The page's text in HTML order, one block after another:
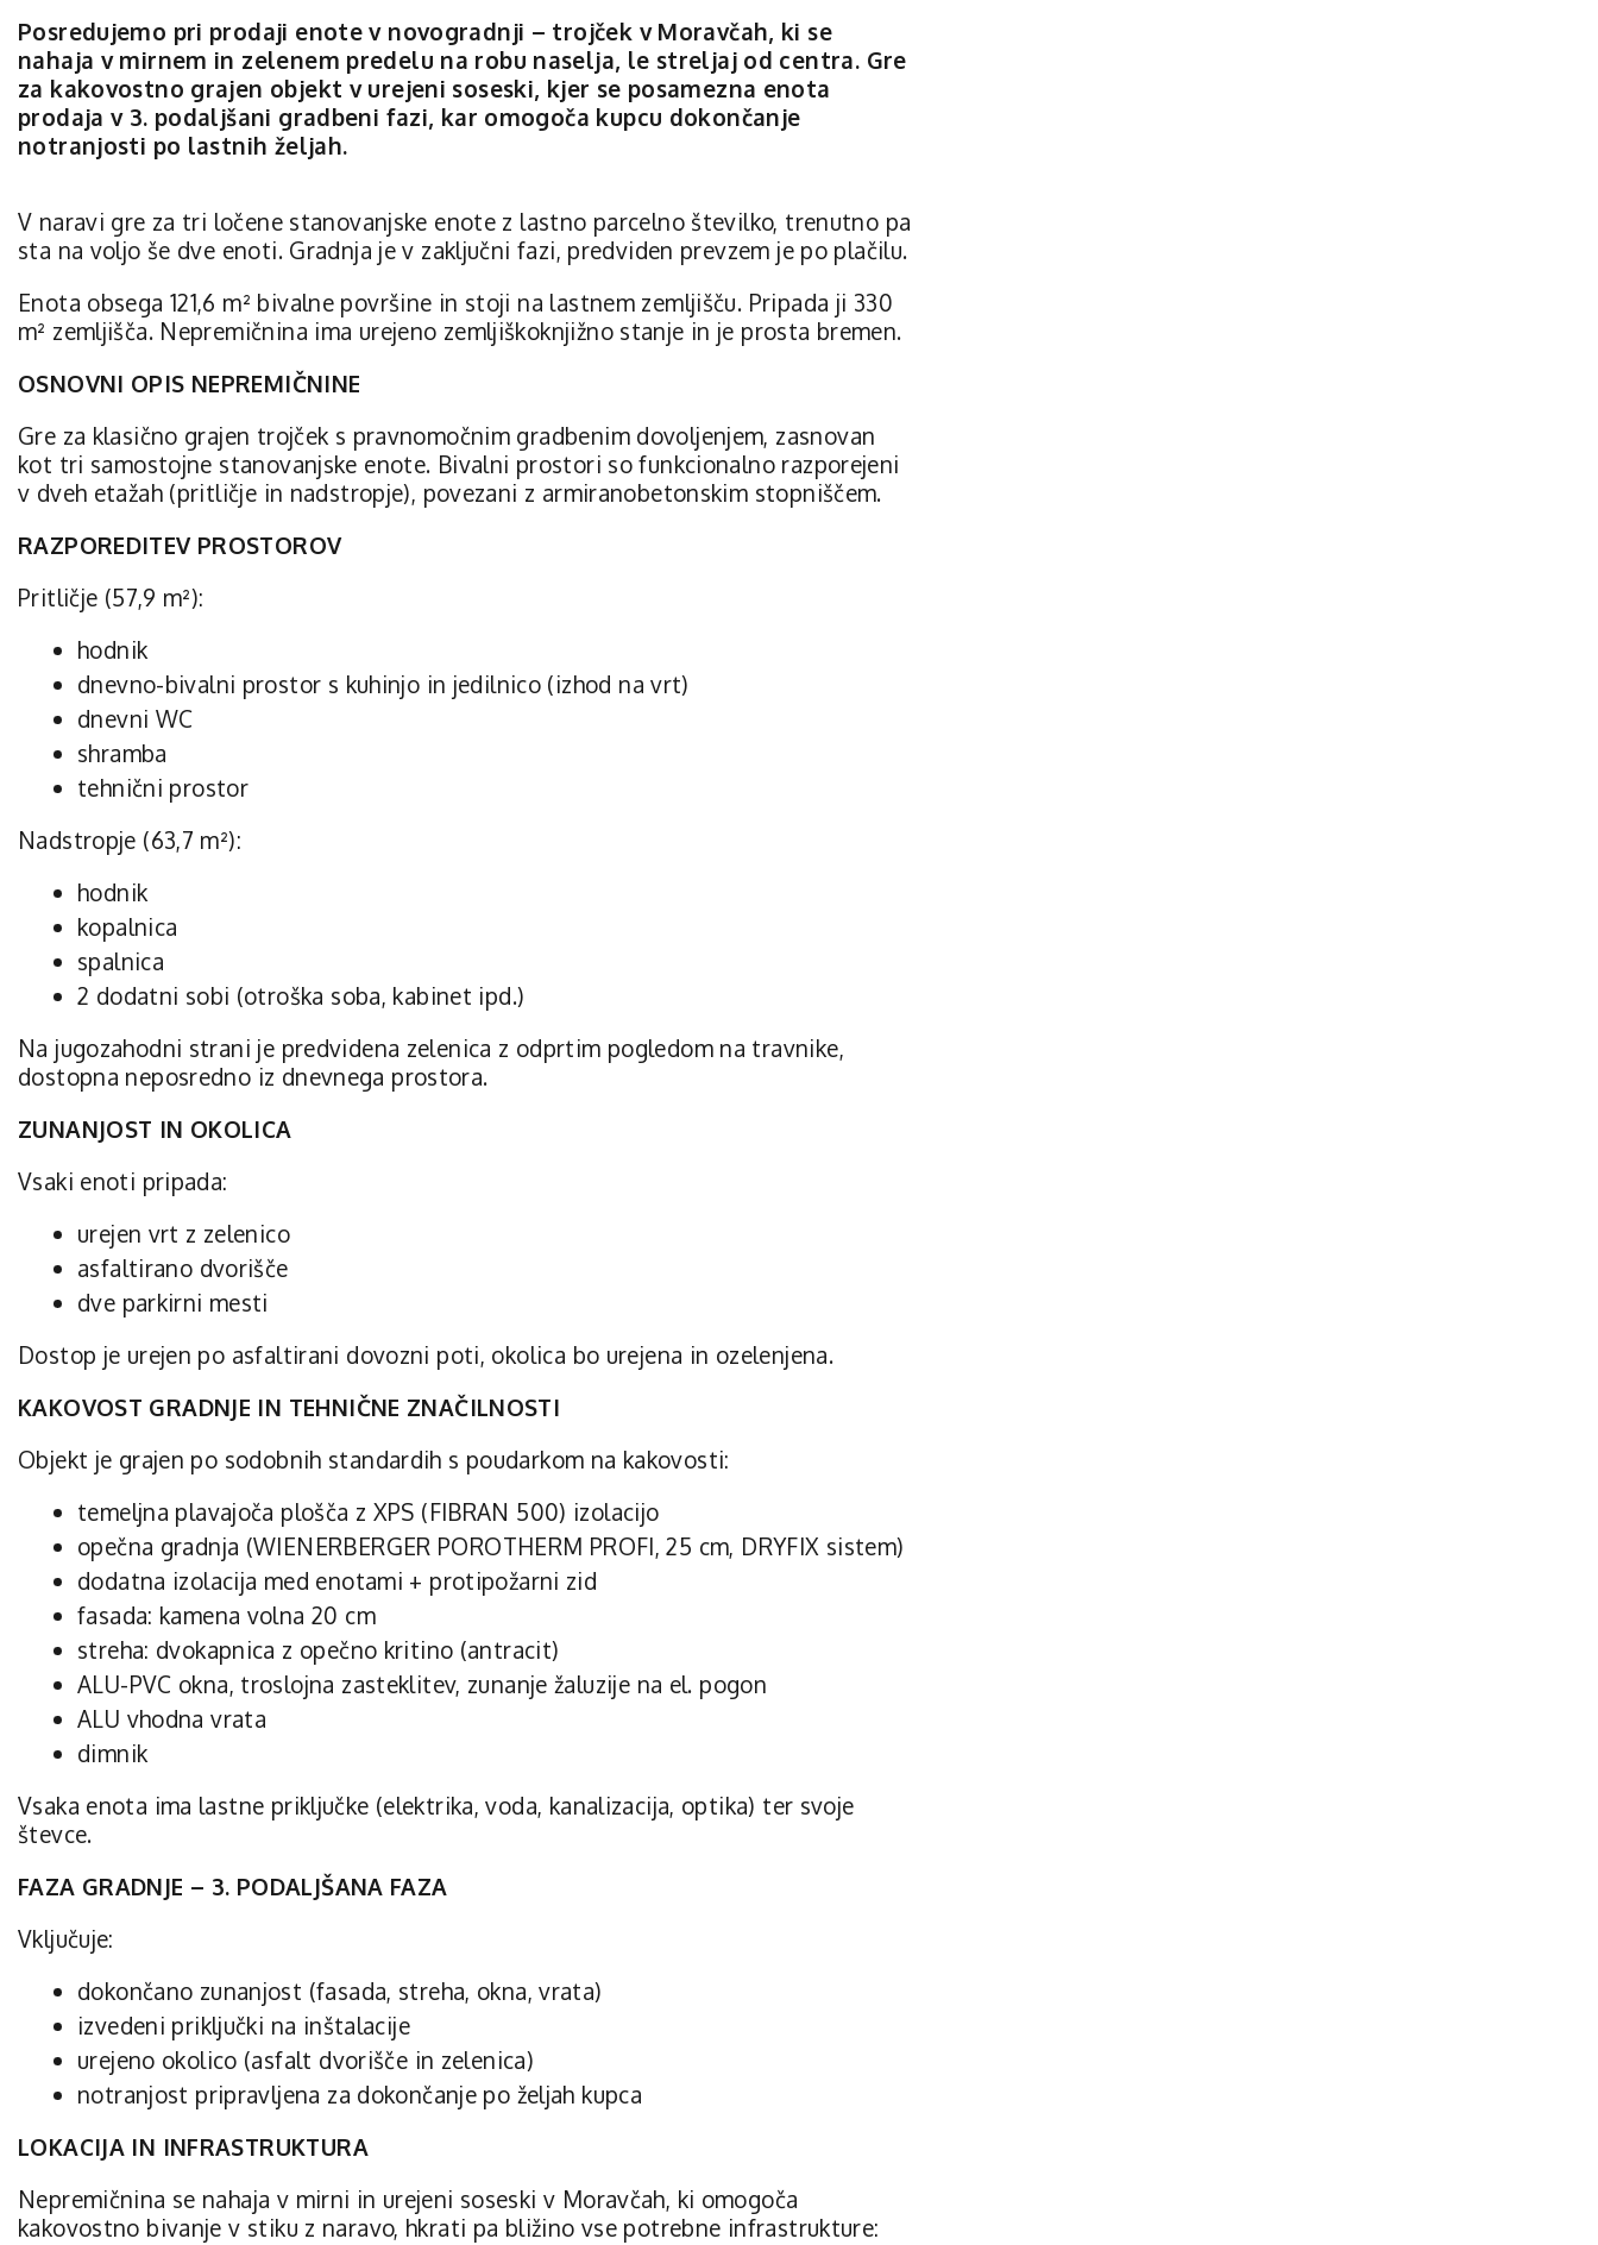
Posredujemo pri prodaji enote v novogradnji – trojček v Moravčah, ki se
nahaja v mirnem in zelenem predelu na robu naselja, le streljaj od centra. Gre
za kakovostno grajen objekt v urejeni soseski, kjer se posamezna enota
prodaja v 3. podaljšani gradbeni fazi, kar omogoča kupcu dokončanje
notranjosti po lastnih željah.
V naravi gre za tri ločene stanovanjske enote z lastno parcelno številko, trenutno pa
sta na voljo še dve enoti. Gradnja je v zaključni fazi, predviden prevzem je po plačilu.
Enota obsega 121,6 m² bivalne površine in stoji na lastnem zemljišču. Pripada ji 330
m² zemljišča. Nepremičnina ima urejeno zemljiškoknjižno stanje in je prosta bremen.
OSNOVNI OPIS NEPREMIČNINE
Gre za klasično grajen trojček s pravnomočnim gradbenim dovoljenjem, zasnovan
kot tri samostojne stanovanjske enote. Bivalni prostori so funkcionalno razporejeni
v dveh etažah (pritličje in nadstropje), povezani z armiranobetonskim stopniščem.
RAZPOREDITEV PROSTOROV
Pritličje (57,9 m²):
hodnik
dnevno-bivalni prostor s kuhinjo in jedilnico (izhod na vrt)
dnevni WC
shramba
tehnični prostor
Nadstropje (63,7 m²):
hodnik
kopalnica
spalnica
2 dodatni sobi (otroška soba, kabinet ipd.)
Na jugozahodni strani je predvidena zelenica z odprtim pogledom na travnike,
dostopna neposredno iz dnevnega prostora.
ZUNANJOST IN OKOLICA
Vsaki enoti pripada:
urejen vrt z zelenico
asfaltirano dvorišče
dve parkirni mesti
Dostop je urejen po asfaltirani dovozni poti, okolica bo urejena in ozelenjena.
KAKOVOST GRADNJE IN TEHNIČNE ZNAČILNOSTI
Objekt je grajen po sodobnih standardih s poudarkom na kakovosti:
temeljna plavajoča plošča z XPS (FIBRAN 500) izolacijo
opečna gradnja (WIENERBERGER POROTHERM PROFI, 25 cm, DRYFIX sistem)
dodatna izolacija med enotami + protipožarni zid
fasada: kamena volna 20 cm
streha: dvokapnica z opečno kritino (antracit)
ALU-PVC okna, troslojna zasteklitev, zunanje žaluzije na el. pogon
ALU vhodna vrata
dimnik
Vsaka enota ima lastne priključke (elektrika, voda, kanalizacija, optika) ter svoje
števce.
FAZA GRADNJE – 3. PODALJŠANA FAZA
Vključuje:
dokončano zunanjost (fasada, streha, okna, vrata)
izvedeni priključki na inštalacije
urejeno okolico (asfalt dvorišče in zelenica)
notranjost pripravljena za dokončanje po željah kupca
LOKACIJA IN INFRASTRUKTURA
Nepremičnina se nahaja v mirni in urejeni soseski v Moravčah, ki omogoča
kakovostno bivanje v stiku z naravo, hkrati pa bližino vse potrebne infrastrukture: